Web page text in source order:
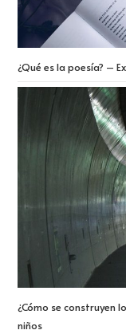
¿Qué es la poesía? –
¿Cómo se construyen
niños